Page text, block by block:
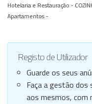
Hotelaria e Restauração -
Apartamentos -
Registo de Utilizador
Guarde os seus
Faça a gestão dos
aos mesmos, com